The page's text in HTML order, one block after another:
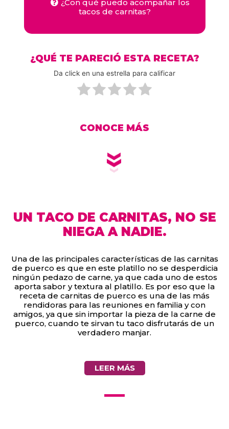
¿Con qué puedo acompañar los
tacos de carnitas?
¿QUÉ TE PARECIÓ ESTA RECETA?
Da click en una estrella para calificar
CONOCE MÁS
UN TACO DE CARNITAS, NO SE
NIEGA A NADIE.
Una de las principales características de las carnitas
de puerco es que en este platillo no se desperdicia
ningún pedazo de carne, ya que cada uno de estos
aporta sabor y textura al platillo. Es por eso que la
receta de carnitas de puerco es una de las más
rendidoras para las reuniones en familia y con
amigos, ya que sin importar la pieza de la carne de
puerco, cuando te sirvan tu taco disfrutarás de un
verdadero manjar.
LEER MÁS